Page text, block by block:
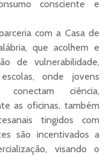
consciente e
com a Casa de
que acolhem e
de vulnerabilidade,
onde jovens
ciência,
as oficinas, também
tingidos com
são incentivados a
visando o